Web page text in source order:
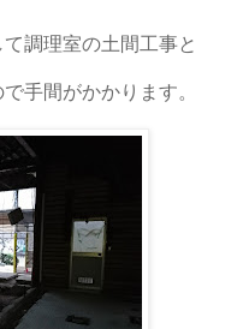
調理室の土間工事と
手間がかかります。